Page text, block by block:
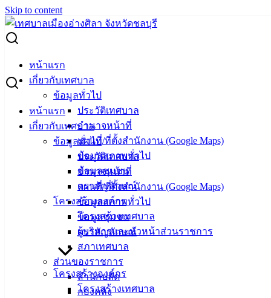
Skip to content
หน้าแรก
เกี่ยวกับเทศบาล
ข้อมูลทั่วไป
ประวัติเทศบาล
อำนาจหน้าที่
แผนที่/ที่ตั้งสำนักงาน (Google Maps)
ข้อมูลสภาพทั่วไป
ข้อมูลชุมชน
ตราสัญลักษณ์
โครงสร้างองค์กร
โครงสร้างเทศบาล
ผู้บริหารและหัวหน้าส่วนราชการ
สภาเทศบาล
ส่วนของราชการ
สำนักปลัด
กองคลัง
หน้าแรก
เกี่ยวกับเทศบาล
ข้อมูลทั่วไป
ประวัติเทศบาล
อำนาจหน้าที่
แผนที่/ที่ตั้งสำนักงาน (Google Maps)
ข้อมูลสภาพทั่วไป
ข้อมูลชุมชน
ตราสัญลักษณ์
โครงสร้างองค์กร
โครงสร้างเทศบาล
Search for:
สถิติการให้บริการตามภารกิจ กองช่าง ตุลาคม 2565 – มีนาคม
สถิติการให้บริการตามภารกิจ กองช่าง
ตุลาคม 2565 – มีนาคม 2566
เมษายน 24, 2023เมษายน 24, 2023
สถิติการให้บริการภารกิจ กองช่าง ต.ค.65-มี.ค.66ดาวน์โหลด
เมืองอ่าง